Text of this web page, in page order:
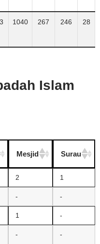
1040 267 246 28
Islam
Mesjid Surau
2 1
- -
1 -
- -